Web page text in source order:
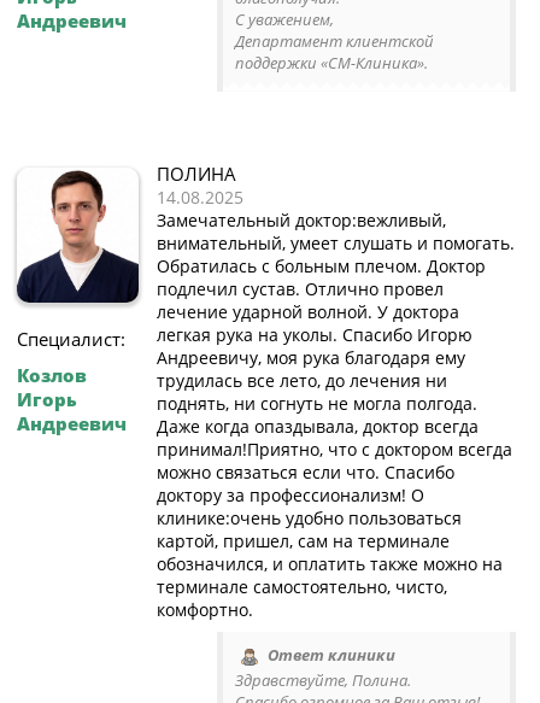
Андреевич
С уважением,
Департамент клиентской
поддержки «СМ-Клиника».
Специалист:
Козлов
Игорь
Андреевич
ПОЛИНА
14.08.2025
Замечательный доктор:вежливый,
внимательный, умеет слушать и помогать.
Обратилась с больным плечом. Доктор
подлечил сустав. Отлично провел
лечение ударной волной. У доктора
легкая рука на уколы. Спасибо Игорю
Андреевичу, моя рука благодаря ему
трудилась все лето, до лечения ни
поднять, ни согнуть не могла полгода.
Даже когда опаздывала, доктор всегда
принимал!Приятно, что с доктором всегда
можно связаться если что. Спасибо
доктору за профессионализм! О
клинике:очень удобно пользоваться
картой, пришел, сам на терминале
обозначился, и оплатить также можно на
терминале самостоятельно, чисто,
комфортно.
Ответ клиники
Здравствуйте, Полина.